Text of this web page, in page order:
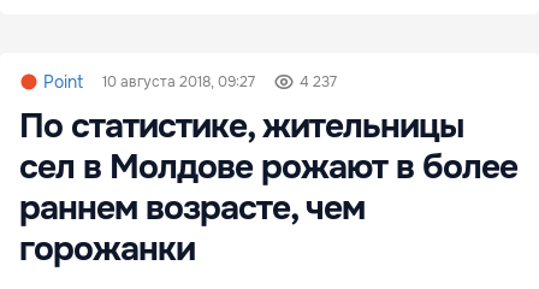
Point 10 августа 2018, 09:27 4 237
По статистике, жительницы
сел в Молдове рожают в более
раннем возрасте, чем
горожанки